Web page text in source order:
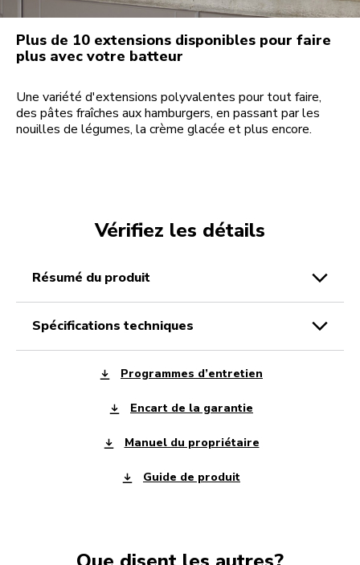
Plus de 10 extensions disponibles pour faire
plus avec votre batteur
Une variété d'extensions polyvalentes pour tout faire,
des pâtes fraîches aux hamburgers, en passant par les
nouilles de légumes, la crème glacée et plus encore.
Vérifiez les détails
résumé du produit
spécifications techniques
Programmes d’entretien
Encart de la garantie
Manuel du propriétaire
Guide de produit